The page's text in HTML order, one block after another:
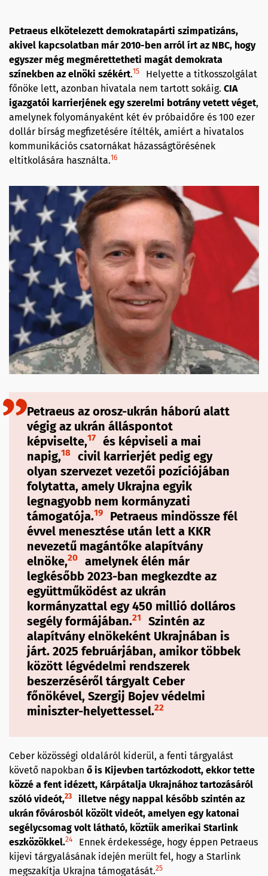
Petraeus elkötelezett demokratapárti szimpatizáns,
akivel kapcsolatban már 2010-ben arról írt az NBC, hogy
egyszer még megmérettetheti magát demokrata
színekben az elnöki székért.15
Helyette a titkosszolgálat
főnöke lett, azonban hivatala nem tartott sokáig. CIA
igazgatói karrierjének egy szerelmi botrány vetett véget,
amelynek folyományaként két év próbaidőre és 100 ezer
dollár bírság megfizetésére ítélték, amiért a hivatalos
kommunikációs csatornákat házasságtörésének
eltitkolására használta.16
Petraeus az orosz-ukrán háború alatt
végig az ukrán álláspontot
képviselte,17
és képviseli a mai
napig,18
civil karrierjét pedig egy
olyan szervezet vezetői pozíciójában
folytatta, amely Ukrajna egyik
legnagyobb nem kormányzati
támogatója.19
Petraeus mindössze fél
évvel menesztése után lett a KKR
nevezetű magántőke alapítvány
elnöke,20
amelynek élén már
legkésőbb 2023-ban megkezdte az
együttműködést az ukrán
kormányzattal egy 450 millió dolláros
segély formájában.21
Szintén az
alapítvány elnökeként Ukrajnában is
járt. 2025 februárjában, amikor többek
között légvédelmi rendszerek
beszerzéséről tárgyalt Ceber
főnökével, Szergij Bojev védelmi
miniszter-helyettessel.22
Ceber közösségi oldaláról kiderül, a fenti tárgyalást
követő napokban ő is Kijevben tartózkodott, ekkor tette
közzé a fent idézett, Kárpátalja Ukrajnához tartozásáról
szóló videót,23
illetve négy nappal később szintén az
ukrán fővárosból közölt videót, amelyen egy katonai
segélycsomag volt látható, köztük amerikai Starlink
eszközökkel.24
Ennek érdekessége, hogy éppen Petraeus
kijevi tárgyalásának idején merült fel, hogy a Starlink
megszakítja Ukrajna támogatását.25